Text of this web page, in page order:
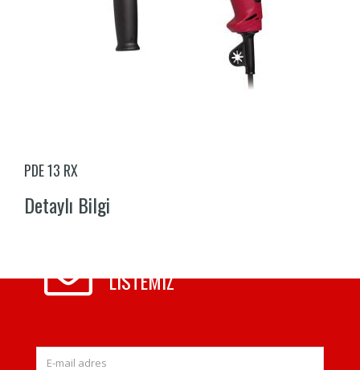
PDE 13 RX
Detaylı Bilgi
LISTEMIZ